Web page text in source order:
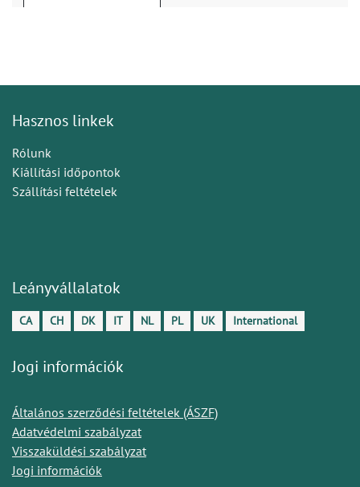
Hasznos linkek
Rólunk
Kiállítási időpontok
Szállítási feltételek
Leányvállalatok
CA CH DK IT NL PL UK International
Jogi információk
Általános szerződési feltételek (ÁSZF)
Adatvédelmi szabályzat
Visszaküldési szabályzat
Jogi információk